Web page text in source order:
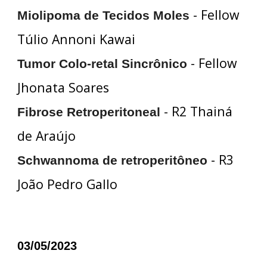
Miolipoma de Tecidos Moles - Fellow
Túlio Annoni Kawai
Tumor Colo-retal Sincrônico - Fellow
Jhonata Soares
Fibrose Retroperitoneal - R2 Thainá
de Araújo
Schwannoma de retroperitôneo - R3
João Pedro Gallo
03/05/2023